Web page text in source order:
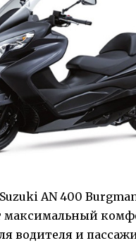
AN 400
максимальный
водителя и